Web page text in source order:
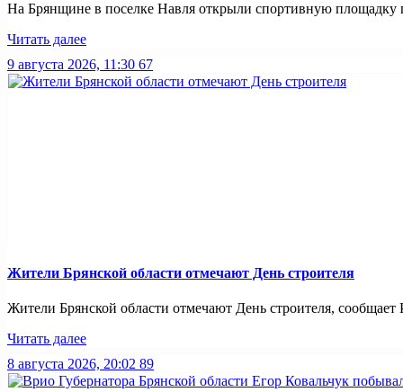
На Брянщине в поселке Навля открыли спортивную площадку
Читать далее
9 августа 2026, 11:30 67
Жители Брянской области отмечают День строителя
Жители Брянской области отмечают День строителя,
Читать далее
8 августа 2026, 20:02 89